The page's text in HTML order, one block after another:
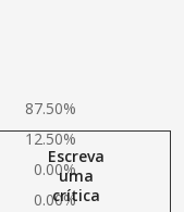
87.50%
12.50%
0.00%
0.00%
Escreva
uma
crítica